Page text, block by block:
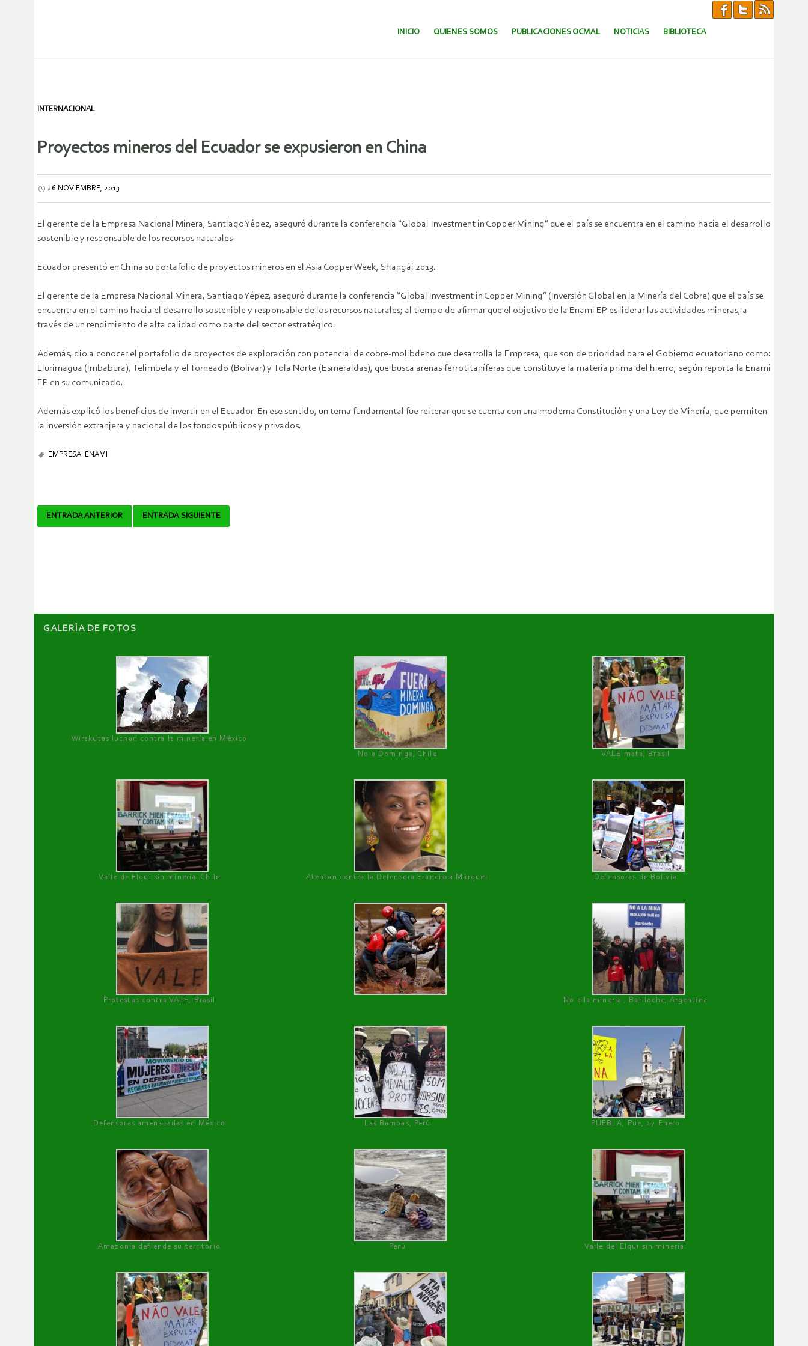
SALTAR AL CONTENIDO.
INICIO QUIENES SOMOS PUBLICACIONES OCMAL NOTICIAS BIBLIOTECA
INTERNACIONAL
Proyectos mineros del Ecuador se expusieron en China
26 NOVIEMBRE, 2013
El gerente de la Empresa Nacional Minera, Santiago Yépez, aseguró durante la conferencia “Global Investment in Copper Mining” que el país se encuentra en el camino hacia el desarrollo
sostenible y responsable de los recursos naturales
Ecuador presentó en China su portafolio de proyectos mineros en el Asia Copper Week, Shangái 2013.
El gerente de la Empresa Nacional Minera, Santiago Yépez, aseguró durante la conferencia “Global Investment in Copper Mining” (Inversión Global en la Minería del Cobre) que el país se
encuentra en el camino hacia el desarrollo sostenible y responsable de los recursos naturales; al tiempo de afirmar que el objetivo de la Enami EP es liderar las actividades mineras, a
través de un rendimiento de alta calidad como parte del sector estratégico.
Además, dio a conocer el portafolio de proyectos de exploración con potencial de cobre-molibdeno que desarrolla la Empresa, que son de prioridad para el Gobierno ecuatoriano como:
Llurimagua (Imbabura), Telimbela y el Torneado (Bolívar) y Tola Norte (Esmeraldas), que busca arenas ferrotitaníferas que constituye la materia prima del hierro, según reporta la Enami
EP en su comunicado.
Además explicó los beneficios de invertir en el Ecuador. En ese sentido, un tema fundamental fue reiterar que se cuenta con una moderna Constitución y una Ley de Minería, que permiten
la inversión extranjera y nacional de los fondos públicos y privados.
EMPRESA: ENAMI
Navegador
ENTRADA ANTERIOR ENTRADA SIGUIENTE
GALERÌA DE FOTOS
Wirakutas luchan contra la minería en México
No a Dominga, Chile
VALE mata, Brasil
Valle de Elqui sin minería. Chile Atentan contra la Defensora Francisca Márquez Defensoras de Bolivia
Protestas contra VALE, Brasil No a la minería , Bariloche, Argentina
Defensoras amenazadas en México Las Bambas, Perú PUEBLA, Pue, 27 Enero
Amazonía defiende su territorio Perú Valle del Elqui sin minería.